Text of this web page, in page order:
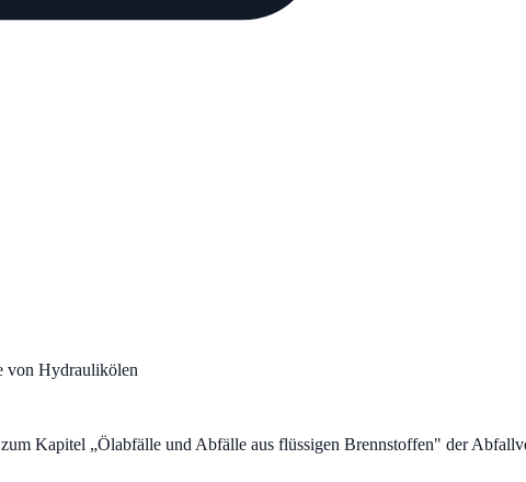
von Hydraulikölen
Kapitel „Ölabfälle und Abfälle aus flüssigen Brennstoffen" der